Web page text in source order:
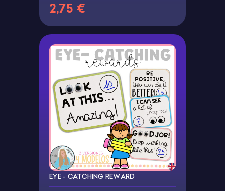
2,75 €
EYE - CATCHING REWARD